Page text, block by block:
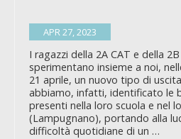
APR 27, 2023
I ragazzi della 2A CAT e della
sperimentano insieme a noi,
21 aprile, un nuovo tipo di
abbiamo, infatti, identificato le
presenti nella loro scuola e nel
(Lampugnano), portando alla
difficoltà quotidiane di un …